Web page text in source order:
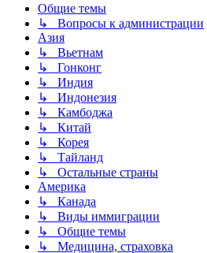
Общие темы
↳ Вопросы к администрации
Азия
↳ Вьетнам
↳ Гонконг
↳ Индия
↳ Индонезия
↳ Камбоджа
↳ Китай
↳ Корея
↳ Тайланд
↳ Остальные страны
Америка
↳ Канада
↳ Виды иммиграции
↳ Общие темы
↳ Медицина, страховка